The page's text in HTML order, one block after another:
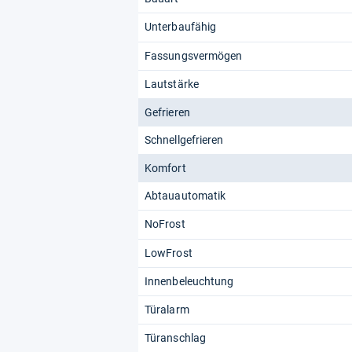
Unterbaufähig
Fassungsvermögen
Lautstärke
Gefrieren
Schnellgefrieren
Komfort
Abtauautomatik
NoFrost
LowFrost
Innenbeleuchtung
Türalarm
Türanschlag